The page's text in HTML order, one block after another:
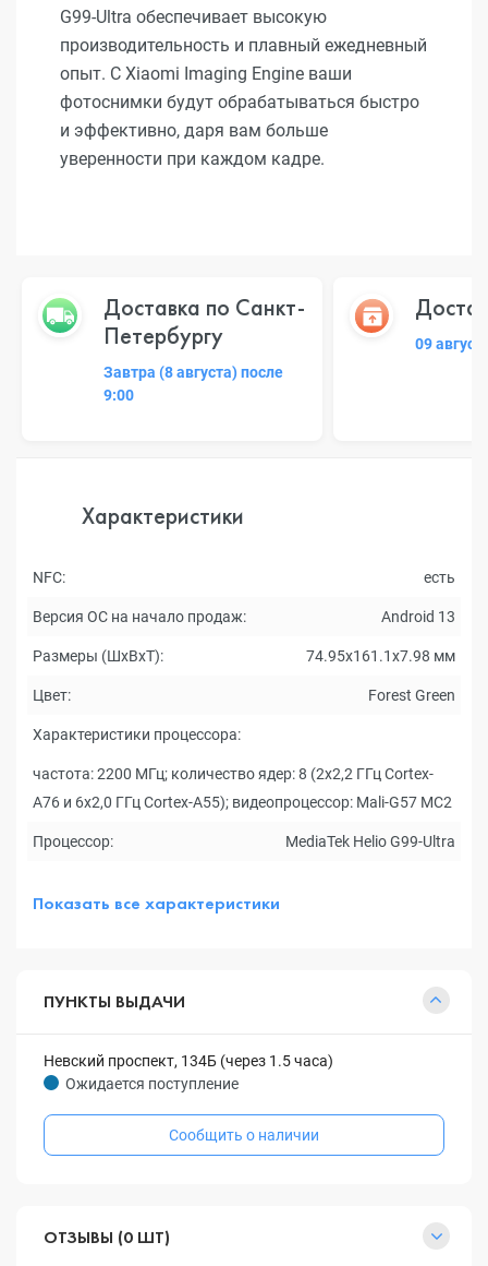
G99-Ultra обеспечивает высокую
производительность и плавный ежедневный
опыт. С Xiaomi Imaging Engine ваши
фотоснимки будут обрабатываться быстро
и эффективно, даря вам больше
уверенности при каждом кадре.
Доставка по Санкт-
Петербургу
Завтра (8 августа) после
9:00
09
Характеристики
NFC: есть
Версия ОС на начало продаж: Android 13
Размеры (ШxВxТ): 74.95x161.1x7.98 мм
Цвет: Forest Green
Характеристики процессора:
частота: 2200 МГц; количество ядер: 8 (2x2,2 ГГц Cortex-
A76 и 6x2,0 ГГц Cortex-A55); видеопроцессор: Mali-G57 MC2
Процессор: MediaTek Helio G99-Ultra
Показать все характеристики
ПУНКТЫ ВЫДАЧИ
Невский проспект, 134Б (через 1.5 часа)
Ожидается поступление
Сообщить о наличии
ОТЗЫВЫ (0 ШТ)